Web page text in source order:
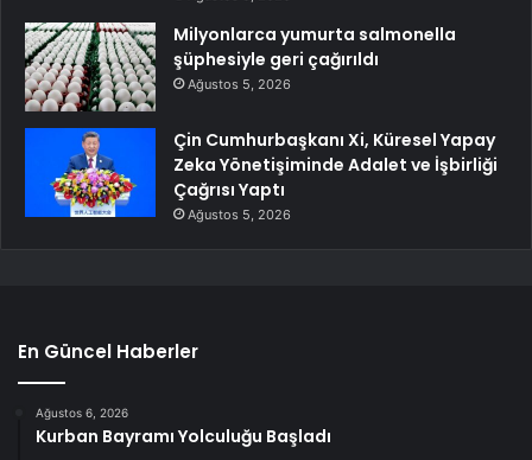
Milyonlarca yumurta salmonella
şüphesiyle geri çağırıldı
Ağustos 5, 2026
Çin Cumhurbaşkanı Xi, Küresel Yapay
Zeka Yönetişiminde Adalet ve İşbirliği
Çağrısı Yaptı
Ağustos 5, 2026
En Güncel Haberler
Ağustos 6, 2026
Kurban Bayramı Yolculuğu Başladı